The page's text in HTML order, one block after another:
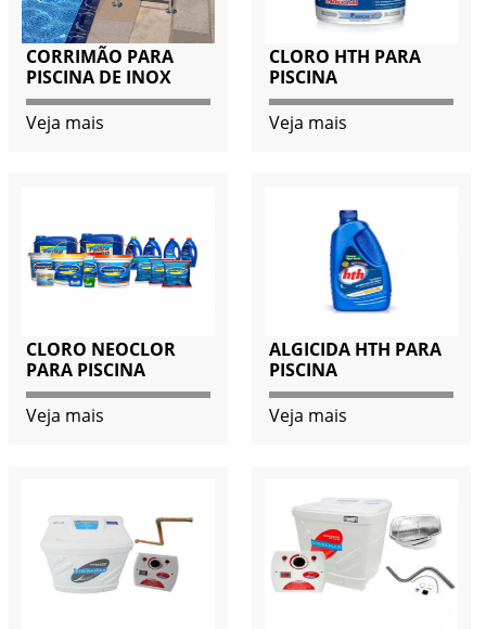
CORRIMÃO PARA
PISCINA DE INOX
Veja mais
CLORO HTH PARA
PISCINA
Veja mais
CLORO NEOCLOR
PARA PISCINA
Veja mais
ALGICIDA HTH PARA
PISCINA
Veja mais